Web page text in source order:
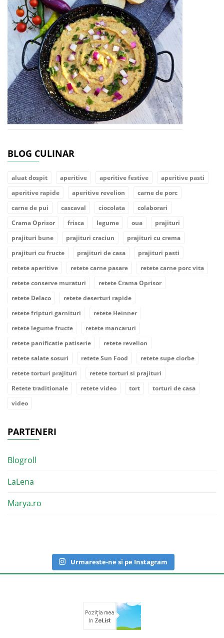
BLOG CULINAR
aluat dospit aperitive aperitive festive
aperitive pasti
aperitive rapide
aperitive revelion
carne de porc
carne de pui
cascaval ciocolata
colaborari
Crama Oprisor
frisca legume oua
prajituri
prajituri bune
prajituri craciun
prajituri cu crema
prajituri cu fructe
prajituri de casa
prajituri pasti
retete aperitive
retete carne pasare
retete carne porc vita
retete conserve muraturi
retete Crama Oprisor
retete Delaco
retete deserturi rapide
retete fripturi garnituri
retete Heinner
retete legume fructe
retete mancaruri
retete panificatie patiserie
retete revelion
retete salate sosuri
retete Sun Food
retete supe ciorbe
retete torturi prajituri
retete torturi si prajituri
Retete traditionale
retete video tort
torturi de casa
video
PARTENERI
Blogroll
LaLena
Marya.ro
Urmareste-ne si pe Instagram